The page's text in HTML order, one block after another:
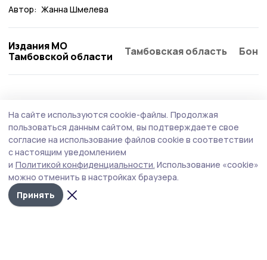
Автор: Жанна Шмелева
Издания МО
Тамбовской области
Тамбовская область
На сайте используются cookie-файлы. Продолжая
пользоваться данным сайтом, вы подтверждаете свое
согласие на использование файлов cookie в соответствии
с настоящим уведомлением
и Политикой конфиденциальности. Использование «cookie»
можно отменить в настройках браузера.
Принять